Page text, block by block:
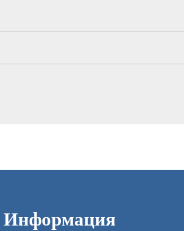
Информация